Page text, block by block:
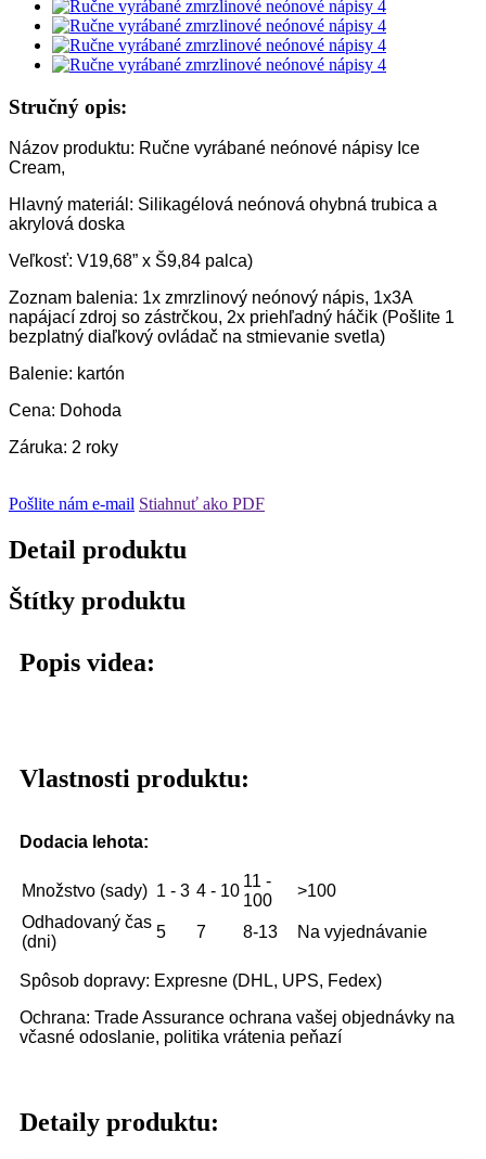
Stručný opis:
Názov produktu: Ručne vyrábané neónové nápisy Ice
Cream,
Hlavný materiál: Silikagélová neónová ohybná trubica a
akrylová doska
Veľkosť: V19,68” x Š9,84 palca)
Zoznam balenia: 1x zmrzlinový neónový nápis, 1x3A
napájací zdroj so zástrčkou, 2x priehľadný háčik (Pošlite 1
bezplatný diaľkový ovládač na stmievanie svetla)
Balenie: kartón
Cena: Dohoda
Záruka: 2 roky
Pošlite nám e-mail Stiahnuť ako PDF
Detail produktu
Štítky produktu
Popis videa:
Vlastnosti produktu:
Dodacia lehota:
Množstvo (sady) 1 - 3 4 - 10
11 -
100
>100
Odhadovaný čas
(dni)
5 7 8-13 Na vyjednávanie
Spôsob dopravy: Expresne (DHL, UPS, Fedex)
Ochrana: Trade Assurance ochrana vašej objednávky na
včasné odoslanie, politika vrátenia peňazí
Detaily produktu: